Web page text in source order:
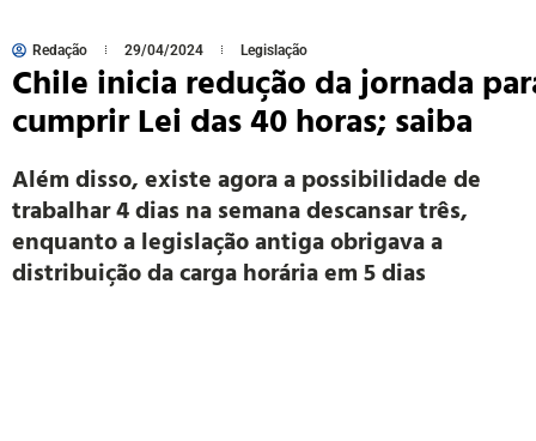
Redação 29/04/2024 Legislação
Chile inicia redução da jornada
cumprir Lei das 40 horas; saiba
Além disso, existe agora a possibilidade de
trabalhar 4 dias na semana descansar três,
enquanto a legislação antiga obrigava a
distribuição da carga horária em 5 dias